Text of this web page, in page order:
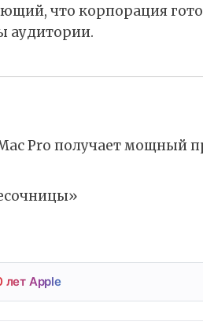
что корпорация
аудитории.
Pro получает мощный
лет Apple